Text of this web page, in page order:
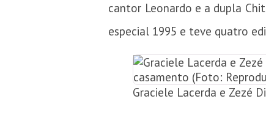
cantor Leonardo e a dupla
especial 1995 e teve quatro
Graciele Lacerda e Zezé